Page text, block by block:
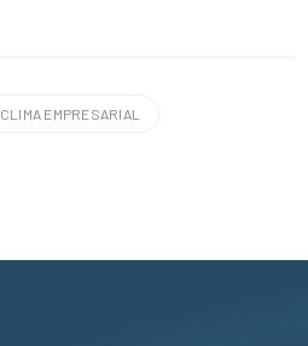
CLIMA EMPRESARIAL